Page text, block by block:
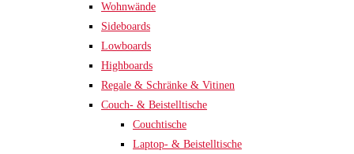
Wohnwände
Sideboards
Lowboards
Highboards
Regale & Schränke & Vitinen
Couch- & Beistelltische
Couchtische
Laptop- & Beistelltische